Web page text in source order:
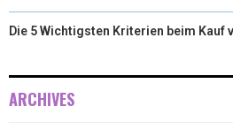
Die 5 Wichtigsten Kriterien beim Kauf
ARCHIVES